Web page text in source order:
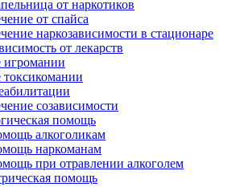
от наркотиков
от спайса
наркозависимости в стационаре
от лекарств
игромании
токсикомании
созависимости
помощь
алкоголикам
наркоманам
при отравлении алкоголем
помощь